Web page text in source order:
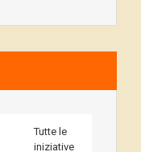
Tutte le
iniziative